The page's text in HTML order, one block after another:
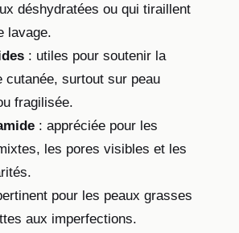
déshydratées ou qui tiraillent
lavage.
: utiles pour soutenir la
cutanée, surtout sur peau
fragilisée.
: appréciée pour les
les pores visibles et les
pour les peaux grasses
aux imperfections.